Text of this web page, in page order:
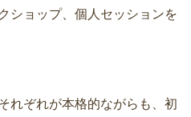
ショップ、個人セッションを
れぞれが本格的ながらも、初